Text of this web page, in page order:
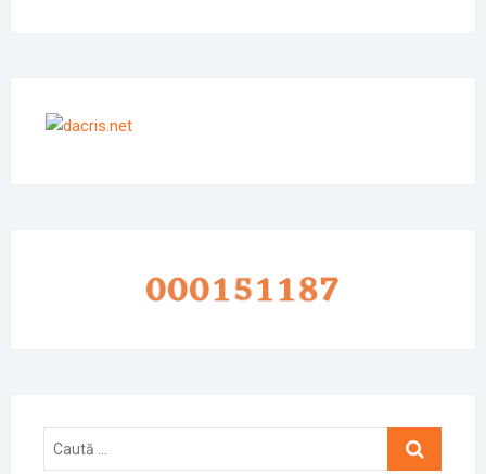
Caută